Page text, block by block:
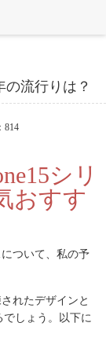
の流行りは？
814
シリ
おすす
ついて、私の予
れたデザインと
しょう。以下に